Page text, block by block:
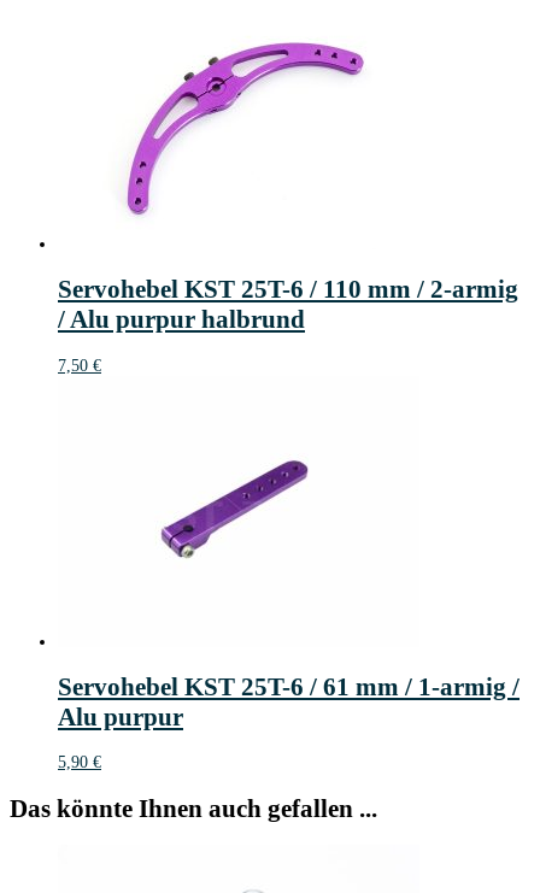
Servohebel KST 25T-6 / 110 mm / 2-armig
/ Alu purpur halbrund
7,50 €
Servohebel KST 25T-6 / 61 mm / 1-armig /
Alu purpur
5,90 €
Das könnte Ihnen auch gefallen ...